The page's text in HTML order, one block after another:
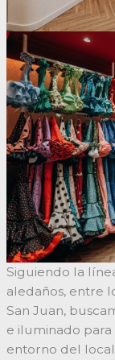
Siguiendo la
aledaños, entre
San Juan,
e iluminado
entorno del